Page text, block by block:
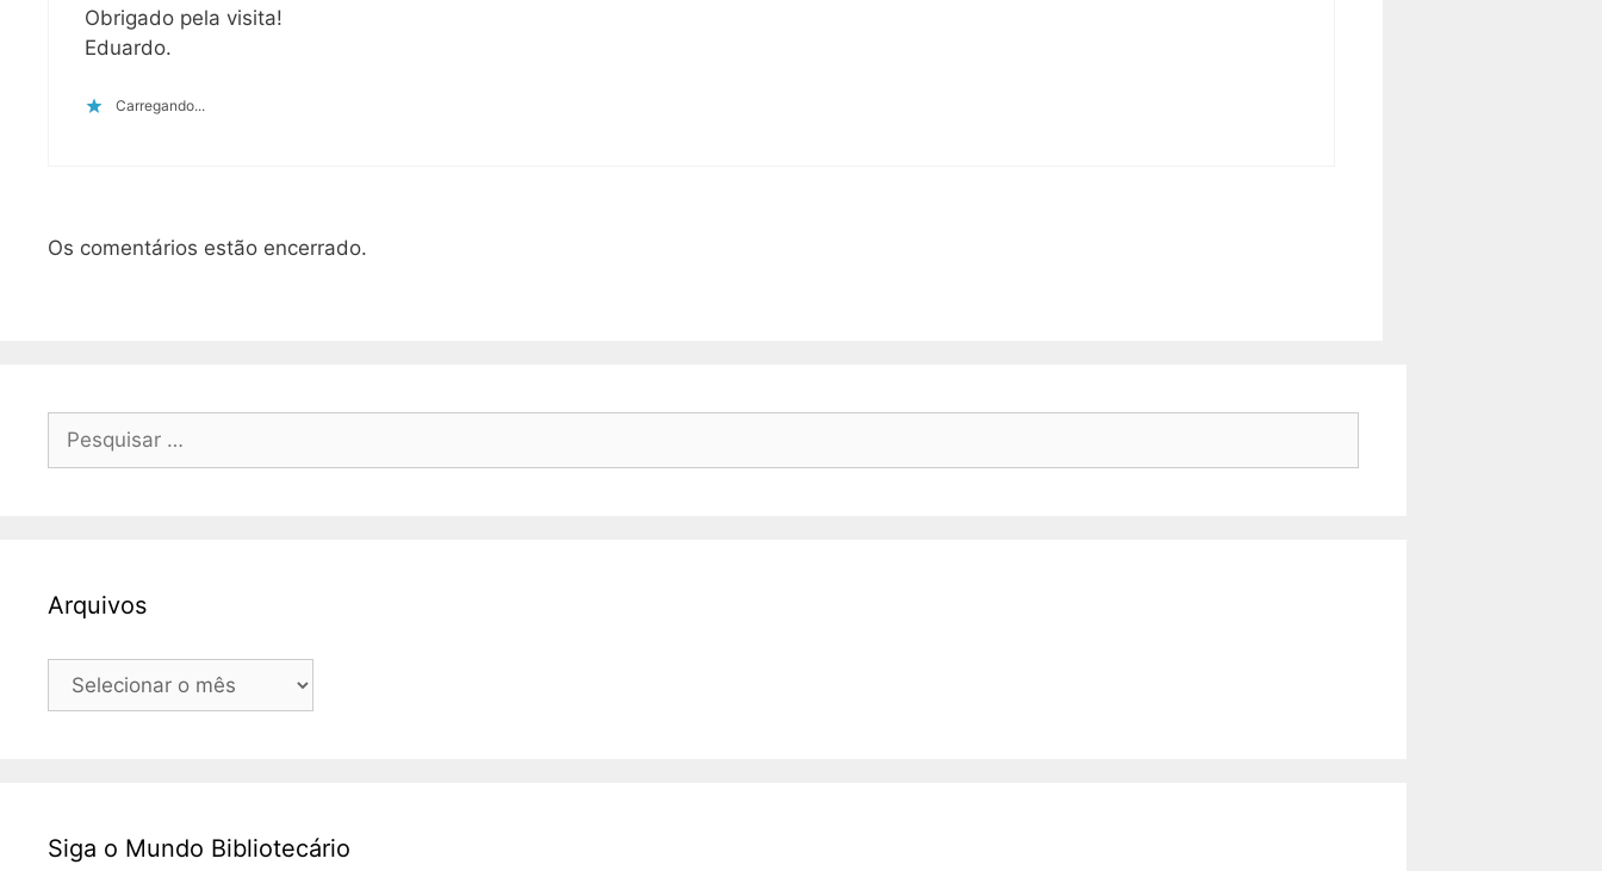
Obrigado pela visita!
Eduardo.
Carregando...
Os comentários estão encerrado.
Pesquisar
Arquivos
Arquivos
Siga o Mundo Bibliotecário